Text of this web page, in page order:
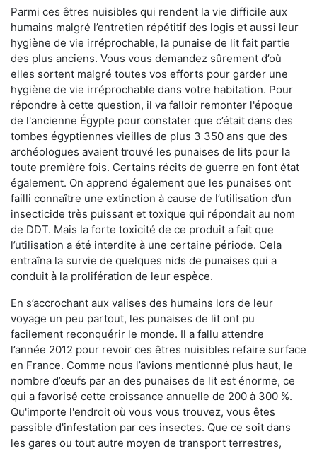
Parmi ces êtres nuisibles qui rendent la vie difficile aux
humains malgré l’entretien répétitif des logis et aussi leur
hygiène de vie irréprochable, la punaise de lit fait partie
des plus anciens. Vous vous demandez sûrement d’où
elles sortent malgré toutes vos efforts pour garder une
hygiène de vie irréprochable dans votre habitation. Pour
répondre à cette question, il va falloir remonter l'époque
de l'ancienne Égypte pour constater que c’était dans des
tombes égyptiennes vieilles de plus 3 350 ans que des
archéologues avaient trouvé les punaises de lits pour la
toute première fois. Certains récits de guerre en font état
également. On apprend également que les punaises ont
failli connaître une extinction à cause de l’utilisation d’un
insecticide très puissant et toxique qui répondait au nom
de DDT. Mais la forte toxicité de ce produit a fait que
l’utilisation a été interdite à une certaine période. Cela
entraîna la survie de quelques nids de punaises qui a
conduit à la prolifération de leur espèce.
En s’accrochant aux valises des humains lors de leur
voyage un peu partout, les punaises de lit ont pu
facilement reconquérir le monde. Il a fallu attendre
l’année 2012 pour revoir ces êtres nuisibles refaire surface
en France. Comme nous l’avions mentionné plus haut, le
nombre d’œufs par an des punaises de lit est énorme, ce
qui a favorisé cette croissance annuelle de 200 à 300 %.
Qu'importe l'endroit où vous vous trouvez, vous êtes
passible d'infestation par ces insectes. Que ce soit dans
les gares ou tout autre moyen de transport terrestres,